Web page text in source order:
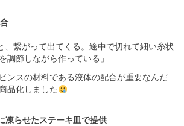
、繋がって出てくる。途中で切れて細い糸状
調節しながら作っている」
ンスの材料である液体の配合が重要なんだ
品化しました
凍らせたステーキ皿で提供